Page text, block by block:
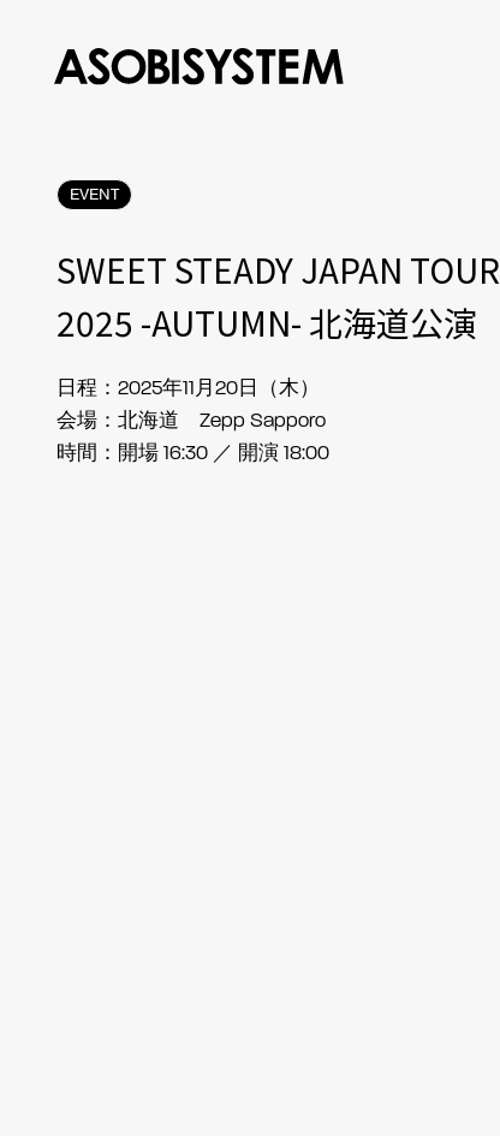
EVENT
SWEET STEADY JAPAN TOUR
2025 -AUTUMN- 北海道公演
日程：2025年11月20日（木）
会場：北海道 Zepp Sapporo
時間：開場 16:30 ／ 開演 18:00